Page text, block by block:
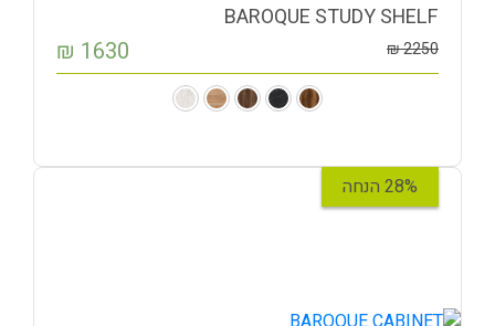
BAROQUE STUDY SHELF
2250
₪
1630
₪
28% הנחה